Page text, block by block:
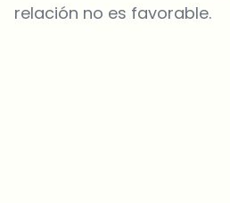
relación no es favorable.